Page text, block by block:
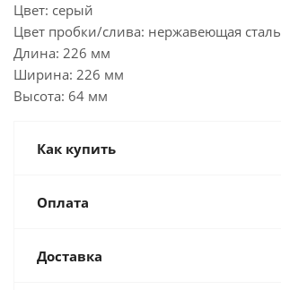
Цвет: серый
Цвет пробки/слива: нержавеющая сталь
Длина: 226 мм
Ширина: 226 мм
Высота: 64 мм
Как купить
Оплата
Доставка